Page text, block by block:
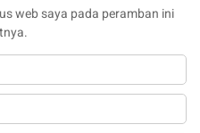
web saya pada peramban ini